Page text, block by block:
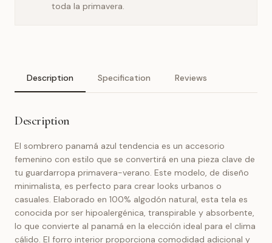
toda la primavera.
Description Specification Reviews
Description
El sombrero panamá azul tendencia es un accesorio
femenino con estilo que se convertirá en una pieza clave de
tu guardarropa primavera-verano. Este modelo, de diseño
minimalista, es perfecto para crear looks urbanos o
casuales. Elaborado en 100% algodón natural, esta tela es
conocida por ser hipoalergénica, transpirable y absorbente,
lo que convierte al panamá en la elección ideal para el clima
cálido. El forro interior proporciona comodidad adicional y